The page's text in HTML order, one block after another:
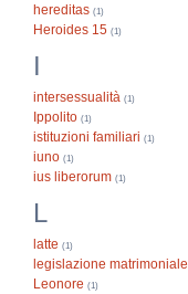
hereditas (1)
Heroides 15 (1)
I
intersessualità (1)
Ippolito (1)
istituzioni familiari (1)
iuno (1)
ius liberorum (1)
L
latte (1)
legislazione matrimoniale
Leonore (1)